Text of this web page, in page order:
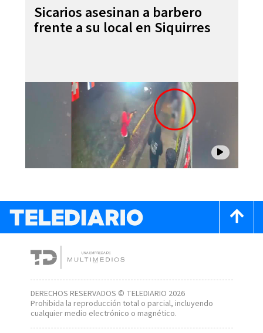
Sicarios asesinan a barbero
frente a su local en Siquirres
DERECHOS RESERVADOS © TELEDIARIO 2026
Prohibida la reproducción total o parcial, incluyendo
cualquier medio electrónico o magnético.